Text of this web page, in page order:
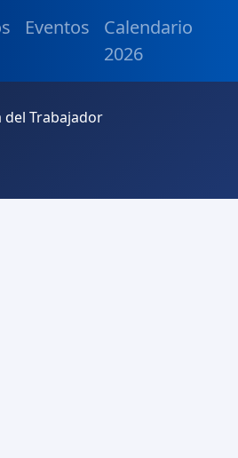
Eventos
Calendario
2026
del Trabajador